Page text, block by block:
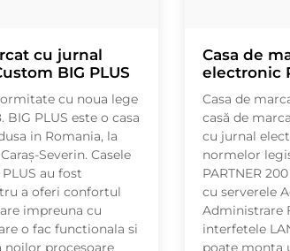
cu jurnal
BIG PLUS
cu noua lege
BIG PLUS este o casa
in Romania, la
Severin. Casele
au fost
a oferi confortul
impreuna cu
o fac functionala si
procesoare
Casa de
electronic
Casa de
casă de
cu jurnal
normelor
PARTNER
cu serverele
Administrare
interfetele
poate monta